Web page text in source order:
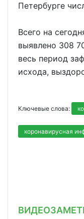
Петербурге
Всего на
выявлено 308
весь период
исхода,
Ключевые слова:
коронавирусная